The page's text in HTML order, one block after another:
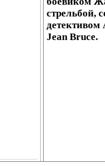
стрельбой,
Jean Bruce.